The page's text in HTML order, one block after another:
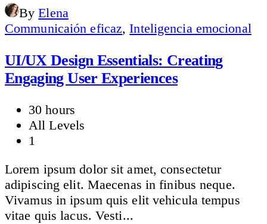
By Elena
Communicaión eficaz,Inteligencia emocional
UI/UX Design Essentials: Creating
Engaging User Experiences
30 hours
All Levels
1
Lorem ipsum dolor sit amet, consectetur
adipiscing elit. Maecenas in finibus neque.
Vivamus in ipsum quis elit vehicula tempus
vitae quis lacus. Vesti...